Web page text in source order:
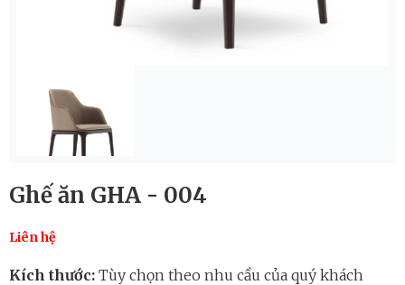
Ghế ăn GHA - 004
Liên hệ
Kích thước: Tùy chọn theo nhu cầu của quý khách